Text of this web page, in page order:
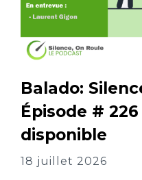
Balado:
Épisode #
disponible
18 juillet 2026